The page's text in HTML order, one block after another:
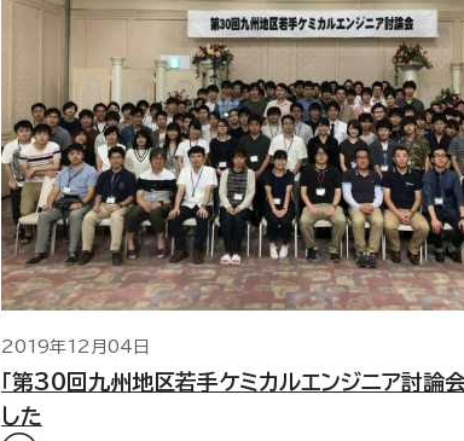
2019年12月04日
「第30回九州地区若手ケミカルエンジニア討論
した